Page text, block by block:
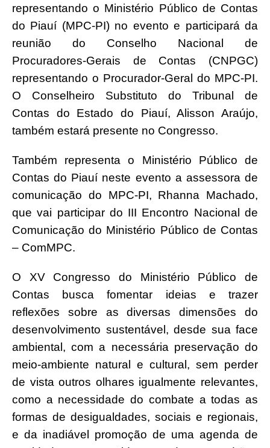
representando o Ministério Público de Contas
do Piauí (MPC-PI) no evento e participará da
reunião do Conselho Nacional de
Procuradores-Gerais de Contas (CNPGC)
representando o Procurador-Geral do MPC-PI.
O Conselheiro Substituto do Tribunal de
Contas do Estado do Piauí, Alisson Araújo,
também estará presente no Congresso.
Também representa o Ministério Público de
Contas do Piauí neste evento a assessora de
comunicação do MPC-PI, Rhanna Machado,
que vai participar do III Encontro Nacional de
Comunicação do Ministério Público de Contas
– ComMPC.
O XV Congresso do Ministério Público de
Contas busca fomentar ideias e trazer
reflexões sobre as diversas dimensões do
desenvolvimento sustentável, desde sua face
ambiental, com a necessária preservação do
meio-ambiente natural e cultural, sem perder
de vista outros olhares igualmente relevantes,
como a necessidade do combate a todas as
formas de desigualdades, sociais e regionais,
e da inadiável promoção de uma agenda de